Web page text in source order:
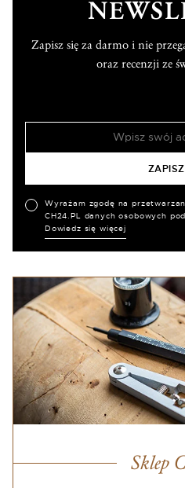
Zapisz się za darmo i nie
oraz recenzji ze
Wyrażam zgodę na
CH24.PL danych osobowych
Dowiedz się więcej
Sklep